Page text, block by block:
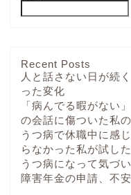
Recent Posts
人と話さない日が続
った変化
「病んでる暇がない
の会話に傷ついた私
うつ病で休職中に感
らなかった私が試し
うつ病になって気づ
障害年金の申請、不